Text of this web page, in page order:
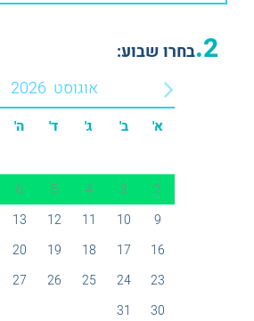
2. בחרו שבוע:
אוגוסט 2026
א' ב' ג' ד' ה'
2
3
4
5
6
9
10
11
12
13
16
17
18
19
20
23
24
25
26
27
30
31